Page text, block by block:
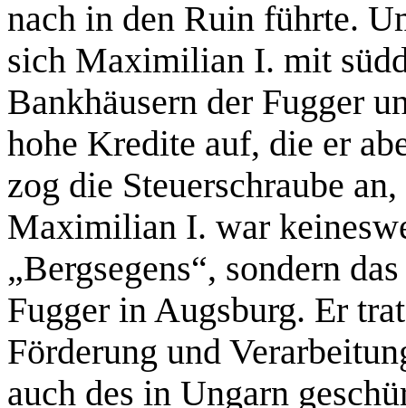
nach in den Ruin führte.
sich Maximilian I. mit
Bankhäusern der Fugger
hohe Kredite auf, die er
zog die Steuerschraube
Maximilian I. war
„Bergsegens“, sondern
Fugger in Augsburg. Er
Förderung und
auch des in Ungarn